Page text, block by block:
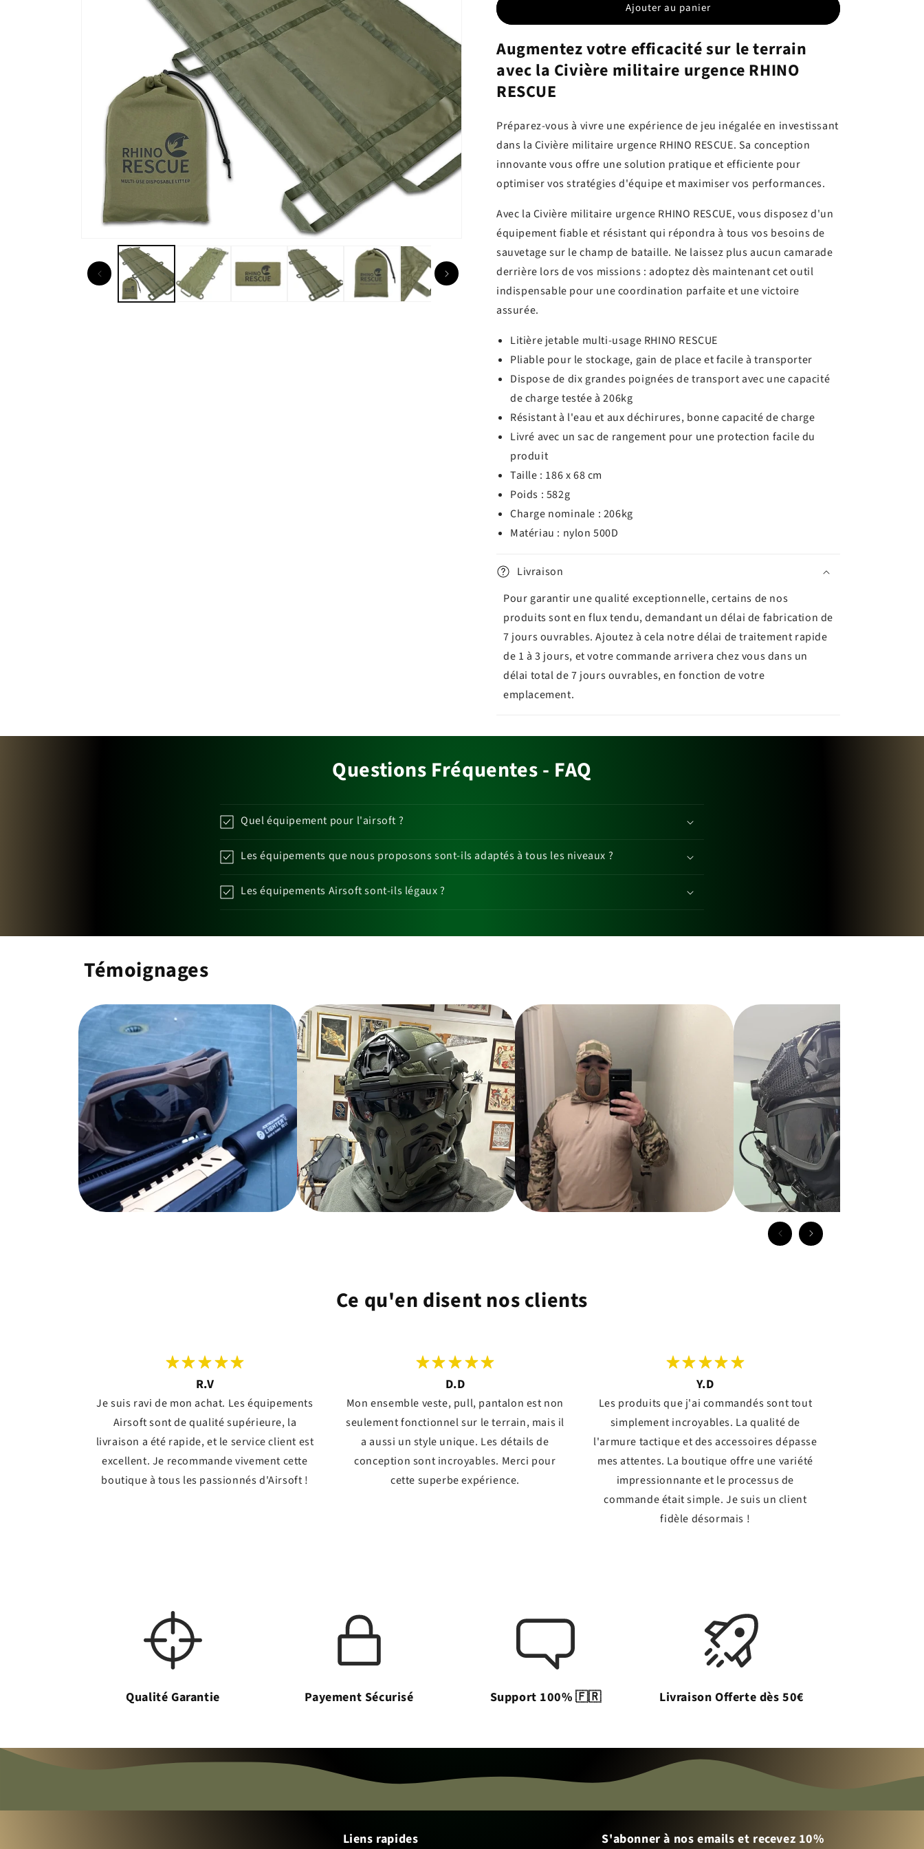
Ajouter au panier
Augmentez votre efficacité sur le terrain
avec la Civière militaire urgence RHINO
RESCUE
Préparez-vous à vivre une expérience de jeu inégalée en investissant
dans la Civière militaire urgence RHINO RESCUE. Sa conception
innovante vous offre une solution pratique et efficiente pour
optimiser vos stratégies d'équipe et maximiser vos performances.
Avec la Civière militaire urgence RHINO RESCUE, vous disposez d'un
équipement fiable et résistant qui répondra à tous vos besoins de
sauvetage sur le champ de bataille. Ne laissez plus aucun camarade
derrière lors de vos missions : adoptez dès maintenant cet outil
indispensable pour une coordination parfaite et une victoire
assurée.
Litière jetable multi-usage RHINO RESCUE
Pliable pour le stockage, gain de place et facile à transporter
Dispose de dix grandes poignées de transport avec une capacité
de charge testée à 206kg
Résistant à l'eau et aux déchirures, bonne capacité de charge
Livré avec un sac de rangement pour une protection facile du
produit
Taille : 186 x 68 cm
Poids : 582g
Charge nominale : 206kg
Matériau : nylon 500D
Livraison
Pour garantir une qualité exceptionnelle, certains de nos
produits sont en flux tendu, demandant un délai de fabrication de
7 jours ouvrables. Ajoutez à cela notre délai de traitement rapide
de 1 à 3 jours, et votre commande arrivera chez vous dans un
délai total de 7 jours ouvrables, en fonction de votre
emplacement.
Questions Fréquentes - FAQ
Quel équipement pour l'airsoft ?
Les équipements que nous proposons sont-ils adaptés à tous les niveaux ?
Les équipements Airsoft sont-ils légaux ?
Témoignages
Ce qu'en disent nos clients
R.V
Je suis ravi de mon achat. Les équipements
Airsoft sont de qualité supérieure, la
livraison a été rapide, et le service client est
excellent. Je recommande vivement cette
boutique à tous les passionnés d'Airsoft !
D.D
Mon ensemble veste, pull, pantalon est non
seulement fonctionnel sur le terrain, mais il
a aussi un style unique. Les détails de
conception sont incroyables. Merci pour
cette superbe expérience.
Y.D
Les produits que j'ai commandés sont tout
simplement incroyables. La qualité de
l'armure tactique et des accessoires dépasse
mes attentes. La boutique offre une variété
impressionnante et le processus de
commande était simple. Je suis un client
fidèle désormais !
Qualité Garantie Payement Sécurisé Support 100% 🇫🇷 Livraison Offerte dès 50€
Liens rapides
S'abonner à nos emails et recevez 10%